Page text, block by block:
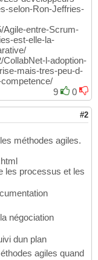
selon-Ron-Jeffries-
Agile-entre-Scrum-
est-elle-la-
l-adoption-
mais-tres-peu-d-
9
0
#2
méthodes agiles.
les processus et les
négociation
dun plan
agiles quand